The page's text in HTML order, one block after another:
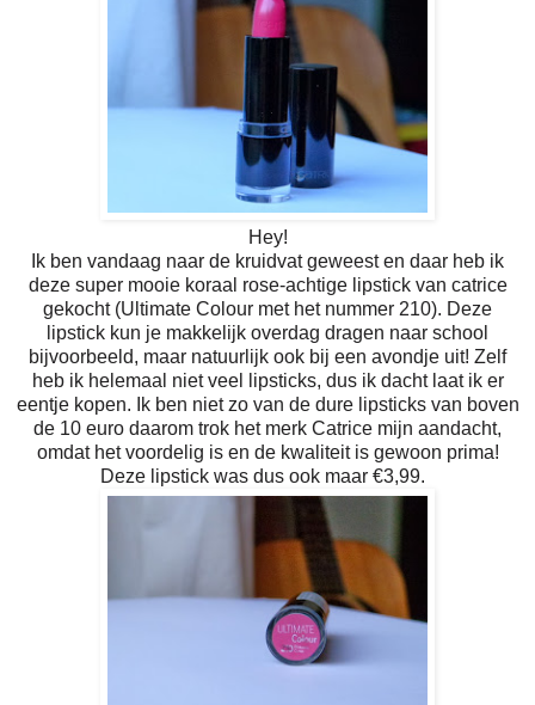
Hey!
Ik ben vandaag naar de kruidvat geweest en daar heb ik
deze super mooie koraal rose-achtige lipstick van catrice
gekocht (Ultimate Colour met het nummer 210). Deze
lipstick kun je makkelijk overdag dragen naar school
bijvoorbeeld, maar natuurlijk ook bij een avondje uit! Zelf
heb ik helemaal niet veel lipsticks, dus ik dacht laat ik er
eentje kopen. Ik ben niet zo van de dure lipsticks van boven
de 10 euro daarom trok het merk Catrice mijn aandacht,
omdat het voordelig is en de kwaliteit is gewoon prima!
Deze lipstick was dus ook maar €3,99.